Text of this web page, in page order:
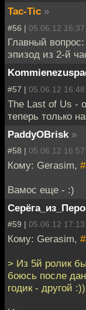
Tac-Tic »
#56 | 05.06.12 16:37
Главный
эпизод из 2-й
#57 | 05.06.12 16:48
The Last of Us -
теперь только
PaddyOBrisk »
#58 | 05.06.12 16:57
Кому: Gerasim,
Вамос еще - :)
#59 | 05.06.12 17:13
Кому: Gerasim,
> Из 5й ролик
боюсь после
годик - другой :))